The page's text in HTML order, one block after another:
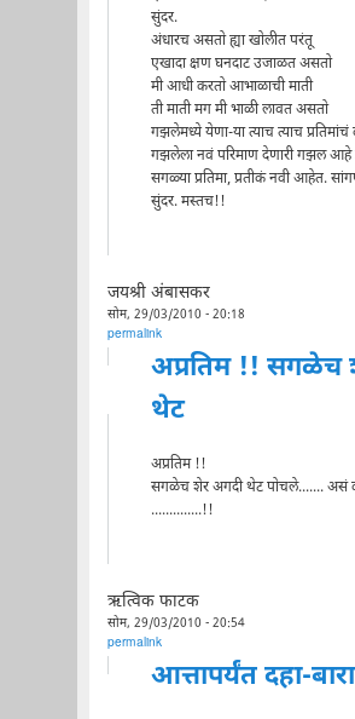
सुंदर.
अंधारच असतो ह्या खोलीत परंतू
एखादा क्षण घनदाट उजाळत असतो
मी आधी करतो आभाळाची माती
ती माती मग मी भाळी लावत असतो
गझलेमध्ये येणा-या त्याच त्याच
गझलेला नवं परिमाण देणारी गझल आहे
सगळ्या प्रतिमा, प्रतीकं नवी आहेत.
सुंदर. मस्तच!!
जयश्री अंबासकर
सोम, 29/03/2010 - 20:18
permalink
अप्रतिम !! सगळेच
थेट
अप्रतिम !!
सगळेच शेर अगदी थेट पोचले....... असं
..............!!
ऋत्विक फाटक
सोम, 29/03/2010 - 20:54
permalink
आत्तापर्यंत दहा-